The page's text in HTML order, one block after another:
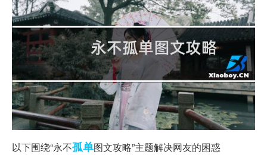
以下围绕“永不孤单图文攻略”主题解决网友的困惑